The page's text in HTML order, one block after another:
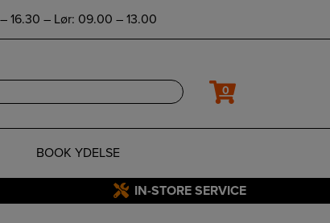
16.30 – Lør: 09.00 – 13.00
0
BOOK YDELSE
IN-STORE SERVICE